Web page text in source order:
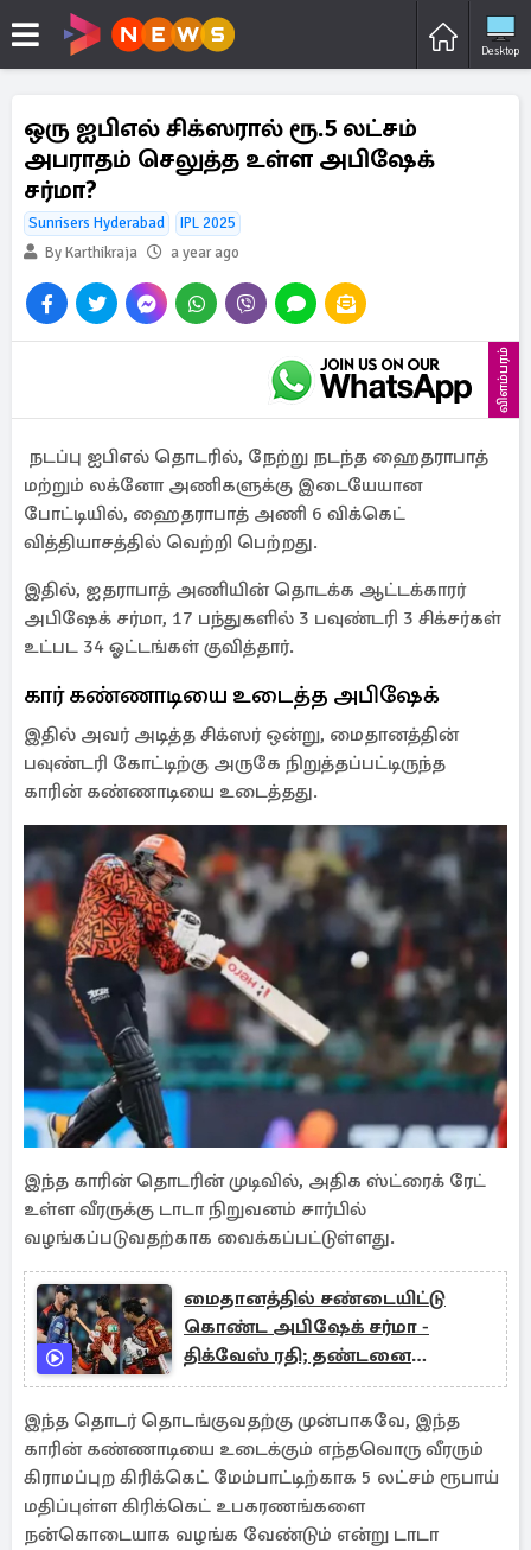
Desktop
ஒரு ஐபிஎல் சிக்ஸரால் ரூ.5 லட்சம்
அபராதம் செலுத்த உள்ள அபிஷேக்
சர்மா?
Sunrisers Hyderabad
IPL 2025
By Karthikraja
a year ago
விளம்பரம்
நடப்பு ஐபிஎல் தொடரில், நேற்று நடந்த ஹைதராபாத்
மற்றும் லக்னோ அணிகளுக்கு இடையேயான
போட்டியில், ஹைதராபாத் அணி 6 விக்கெட்
வித்தியாசத்தில் வெற்றி பெற்றது.
இதில், ஐதராபாத் அணியின் தொடக்க ஆட்டக்காரர்
அபிஷேக் சர்மா, 17 பந்துகளில் 3 பவுண்டரி 3 சிக்சர்கள்
உட்பட 34 ஓட்டங்கள் குவித்தார்.
கார் கண்ணாடியை உடைத்த அபிஷேக்
இதில் அவர் அடித்த சிக்ஸர் ஒன்று, மைதானத்தின்
பவுண்டரி கோட்டிற்கு அருகே நிறுத்தப்பட்டிருந்த
காரின் கண்ணாடியை உடைத்தது.
இந்த காரின் தொடரின் முடிவில், அதிக ஸ்ட்ரைக் ரேட்
உள்ள வீரருக்கு டாடா நிறுவனம் சார்பில்
வழங்கப்படுவதற்காக வைக்கப்பட்டுள்ளது.
மைதானத்தில் சண்டையிட்டு
கொண்ட அபிஷேக் சர்மா -
திக்வேஸ் ரதி; தண்டனை
வழங்கிய ஐபிஎல் நிர்வாகம்
இந்த தொடர் தொடங்குவதற்கு முன்பாகவே, இந்த
காரின் கண்ணாடியை உடைக்கும் எந்தவொரு வீரரும்
கிராமப்புற கிரிக்கெட் மேம்பாட்டிற்காக 5 லட்சம் ரூபாய்
மதிப்புள்ள கிரிக்கெட் உபகரணங்களை
நன்கொடையாக வழங்க வேண்டும் என்று டாடா